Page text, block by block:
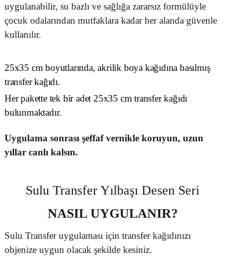
uygulanabilir, su bazlı ve sağlığa zararsız formülüyle
çocuk odalarından mutfaklara kadar her alanda güvenle
kullanılır.
25x35 cm boyutlarında, akrilik boya kağıdına basılmış
transfer kağıdı.
Her pakette tek bir adet 25x35 cm transfer kağıdı
bulunmaktadır.
Uygulama sonrası şeffaf vernikle koruyun, uzun
yıllar canlı kalsın.
Sulu Transfer Yılbaşı Desen Seri
NASIL UYGULANIR?
Sulu Transfer uygulaması için transfer kağıdınızı
objenize uygun olacak şekilde kesiniz.